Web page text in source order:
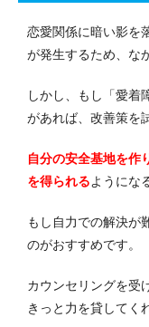
恋愛関係に暗い影を
が発生するため、な
しかし、もし「愛着
があれば、改善策を
自分の安全基地を作
を得られるようにな
もし自力での解決が
のがおすすめです。
カウンセリングを受
きっと力を貸してく